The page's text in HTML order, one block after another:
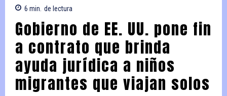
6 min. de lectura
Gobierno de EE. UU. pone fin
a contrato que brinda
ayuda jurídica a niños
migrantes que viajan solos